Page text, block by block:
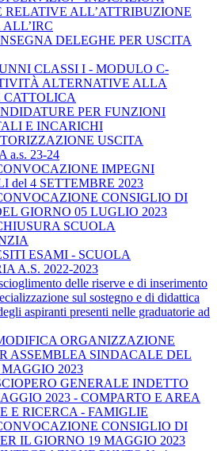
RELATIVE ALL’ATTRIBUZIONE
DELEGHE PER USCITA
CLASSI I - MODULO C-
ALTERNATIVE ALLA
CATTOLICA
PER FUNZIONI
E INCARICHI
USCITA
a.s. 23-24
IMPEGNI
del 4 SETTEMBRE 2023
CONSIGLIO DI
GIORNO 05 LUGLIO 2023
SCUOLA
ESAMI - SCUOLA
A.S. 2022-2023
delle riserve e di inserimento
sul sostegno e di didattica
aspiranti presenti nelle graduatorie ad
ORGANIZZAZIONE
ASSEMBLEA SINDACALE DEL
2023
GENERALE INDETTO
2023 - COMPARTO E AREA
E RICERCA - FAMIGLIE
CONSIGLIO DI
IL GIORNO 19 MAGGIO 2023